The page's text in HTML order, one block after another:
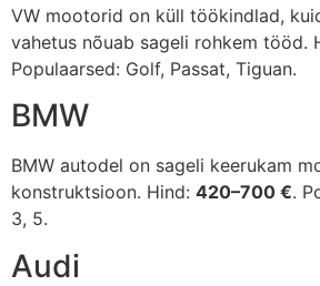
VW mootorid on küll töökindlad,
vahetus nõuab sageli rohkem tööd.
Populaarsed: Golf, Passat, Tiguan.
BMW
BMW autodel on sageli keerukam
konstruktsioon. Hind: 420–700 €.
3, 5.
Audi